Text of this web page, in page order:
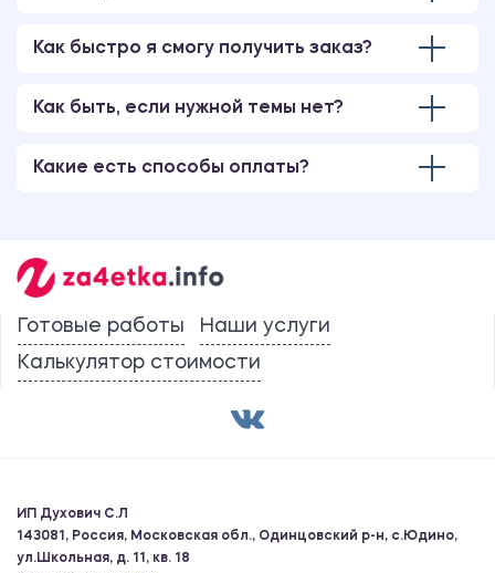
Как быстро я смогу получить заказ?
Как быть, если нужной темы нет?
Какие есть способы оплаты?
Готовые работы
Наши услуги
Калькулятор стоимости
ИП Духович С.Л
143081, Россия, Московская обл., Одинцовский р-н, с.Юдино,
ул.Школьная, д. 11, кв. 18